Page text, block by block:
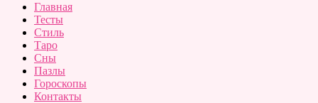
Главная
Тесты
Стиль
Таро
Сны
Пазлы
Гороскопы
Контакты